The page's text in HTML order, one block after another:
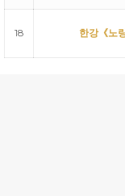
18 한강《노